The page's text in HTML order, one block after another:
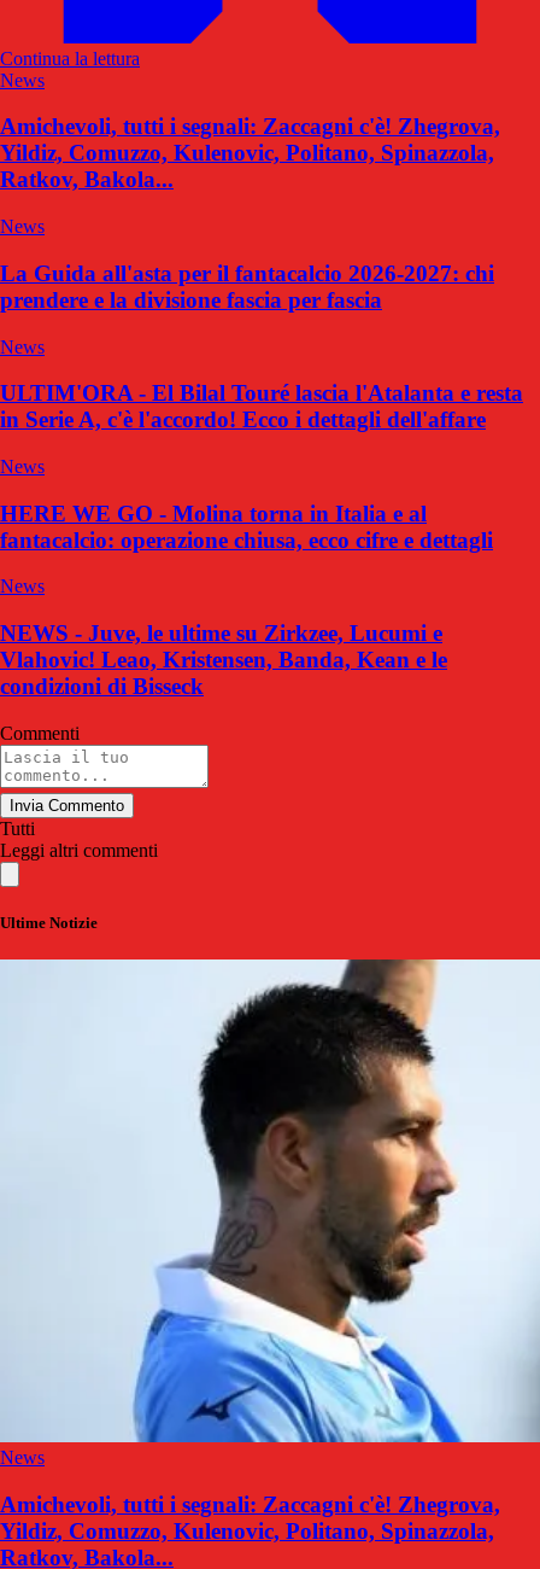
Continua la lettura
News
Amichevoli, tutti i segnali: Zaccagni c'è! Zhegrova,
Yildiz, Comuzzo, Kulenovic, Politano, Spinazzola,
Ratkov, Bakola...
News
La Guida all'asta per il fantacalcio 2026-2027: chi
prendere e la divisione fascia per fascia
News
ULTIM'ORA - El Bilal Touré lascia l'Atalanta e resta
in Serie A, c'è l'accordo! Ecco i dettagli dell'affare
News
HERE WE GO - Molina torna in Italia e al
fantacalcio: operazione chiusa, ecco cifre e dettagli
News
NEWS - Juve, le ultime su Zirkzee, Lucumi e
Vlahovic! Leao, Kristensen, Banda, Kean e le
condizioni di Bisseck
Commenti
Invia Commento
Tutti
Leggi altri commenti
Ultime Notizie
News
Amichevoli, tutti i segnali: Zaccagni c'è! Zhegrova,
Yildiz, Comuzzo, Kulenovic, Politano, Spinazzola,
Ratkov, Bakola...